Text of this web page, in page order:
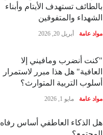
بالطائف تستهدف الأيتام وأبناء
الشهداء والمتفوقين
مواد عامة أبريل 20, 2026
"كنت أنضرب ومافيني إلا
العافية" هل هذا مبرر لاستمرار
أسلوب التربية المتوارث؟
مواد عامة مايو 1, 2026
هل الذكاء العاطفي أساس رفاه